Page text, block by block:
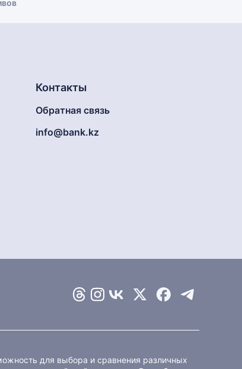
Контакты
Обратная связь
info@bank.kz
для выбора и сравнения различных